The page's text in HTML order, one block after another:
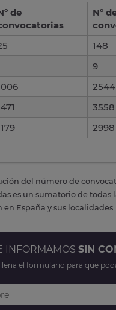
de
Nº
148
9
2544
3558
2998
del número de
es un sumatorio de todas
en España y sus localidades
INFORMAMOS SIN
el formulario para que